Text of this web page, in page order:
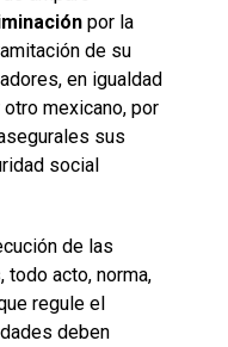
por la
de su
en igualdad
mexicano, por
sus
social
de las
todo acto, norma,
regule el
deben